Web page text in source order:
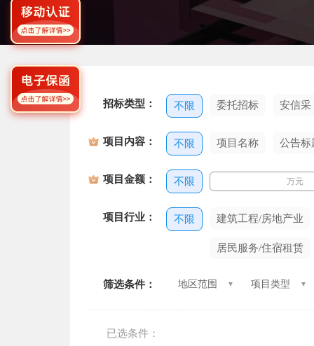
招标类型： 不限 委托招标 安信采
项目内容： 不限 项目名称 公告标
项目金额： 不限 万元
项目行业： 不限 建筑工程/房地产业
居民服务/住宿租赁
筛选条件： 地区范围 项目类型
已选条件：